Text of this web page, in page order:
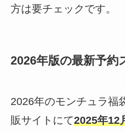
方は要チェックです。
2026年版の最新予約
2026年のモンチュラ福
販サイトにて2025年12